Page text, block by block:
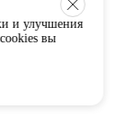
и улучшения
вы